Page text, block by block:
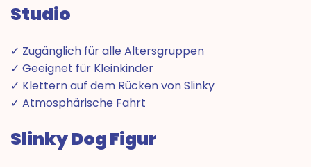
Studio
✓ Zugänglich für alle Altersgruppen
✓ Geeignet für Kleinkinder
✓ Klettern auf dem Rücken von Slinky
✓ Atmosphärische Fahrt
Slinky Dog Figur